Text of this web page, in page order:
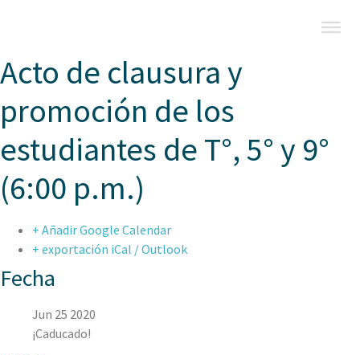
Acto de clausura y
promoción de los
estudiantes de T°, 5° y 9°
(6:00 p.m.)
+ Añadir Google Calendar
+ exportación iCal / Outlook
Fecha
Jun 25 2020
¡Caducado!